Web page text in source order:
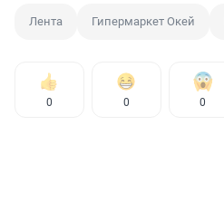
Лента Гипермаркет Окей
0 0 0